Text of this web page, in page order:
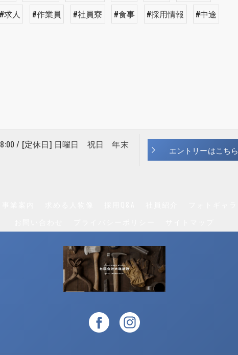
#求人 #作業員 #社員寮 #食事 #採用情報 #中途
/ [定休日] 日曜日 祝日 年末
エントリーはこちら